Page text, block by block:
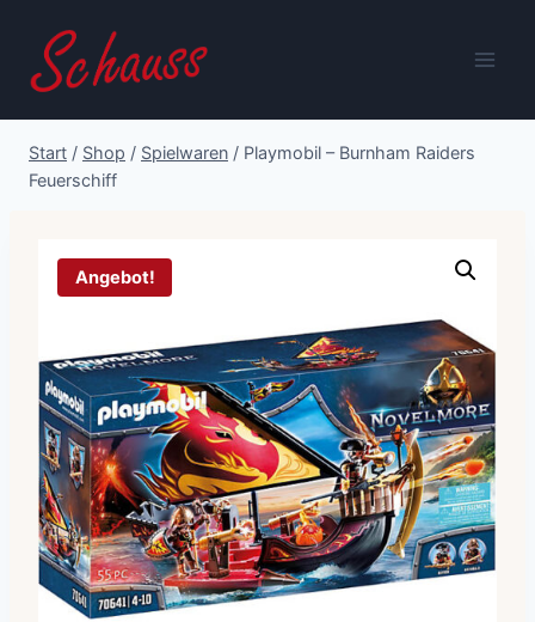
Inhalt
springen
Start / Shop / Spielwaren / Playmobil – Burnham Raiders
Feuerschiff
Angebot!